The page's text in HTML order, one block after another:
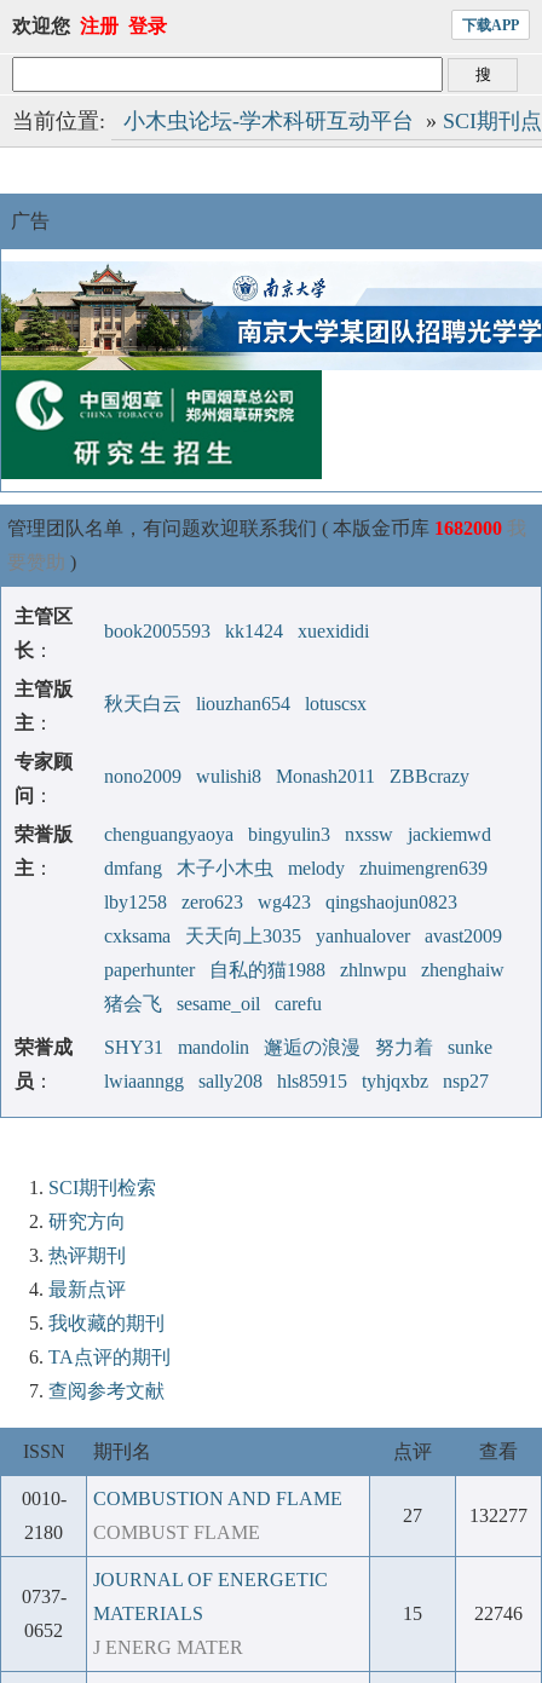
欢迎您 注册 登录 下载APP
当前位置: 小木虫论坛-学术科研互动平台 » SCI期刊
广告
管理团队名单，有问题欢迎联系我们 ( 本版金币库 1682000 我
要赞助 )
主管区
长 ：
book2005593 kk1424 xuexididi
主管版
主 ：
秋天白云 liouzhan654 lotuscsx
专家顾
问 ：
nono2009 wulishi8 Monash2011 ZBBcrazy
荣誉版
主 ：
chenguangyaoya bingyulin3 nxssw
jackiemwd
dmfang
木子小木虫 melody
zhuimengren639
lby1258
zero623 wg423
qingshaojun0823
cxksama
天天向上3035 yanhualover
avast2009
paperhunter
自私的猫1988 zhlnwpu
zhenghaiw
猪会飞
sesame_oil carefu
荣誉成
员 ：
SHY31 mandolin 邂逅の浪漫 努力着
sunke
lwiaanngg
sally208 hls85915 tyhjqxbz nsp27
SCI期刊检索
研究方向
热评期刊
最新点评
我收藏的期刊
TA点评的期刊
查阅参考文献
ISSN 期刊名 点评 查看
0010-
2180
COMBUSTION AND FLAME
COMBUST FLAME
27 132277
0737-
0652
JOURNAL OF ENERGETIC
MATERIALS
J ENERG MATER
15 22746